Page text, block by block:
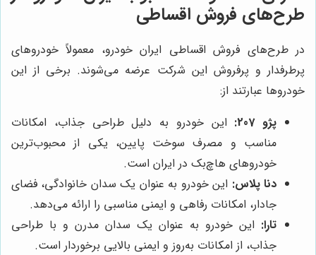
طرح‌های فروش اقساطی
در طرح‌های فروش اقساطی ایران خودرو، معمولاً خودروهای
پرطرفدار و پرفروش این شرکت عرضه می‌شوند. برخی از این
خودروها عبارتند از:
پژو 207:
این خودرو به دلیل طراحی جذاب، امکانات
مناسب و مصرف سوخت پایین، یکی از محبوب‌ترین
خودروهای هاچ‌بک در ایران است.
دنا پلاس: این خودرو به عنوان یک سدان خانوادگی، فضای
جادار، امکانات رفاهی و ایمنی مناسبی را ارائه می‌دهد.
تارا: این خودرو به عنوان یک سدان مدرن و با طراحی
جذاب، از امکانات به‌روز و ایمنی بالایی برخوردار است.